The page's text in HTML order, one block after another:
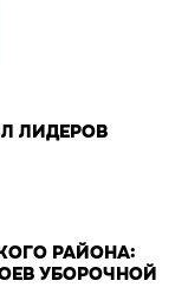
ЛИДЕРОВ
РАЙОНА:
УБОРОЧНОЙ